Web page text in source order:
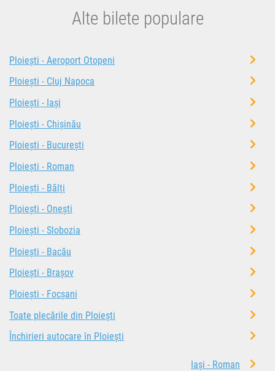
Alte bilete populare
Ploiești - Aeroport Otopeni
Ploiești - Cluj Napoca
Ploiești - Iași
Ploiești - Chișinău
Ploiești - București
Ploiești - Roman
Ploiești - Bălți
Ploiești - Onești
Ploiești - Slobozia
Ploiești - Bacău
Ploiești - Brașov
Ploiești - Focșani
Toate plecările din Ploiești
Închirieri autocare în Ploiești
Iași - Roman